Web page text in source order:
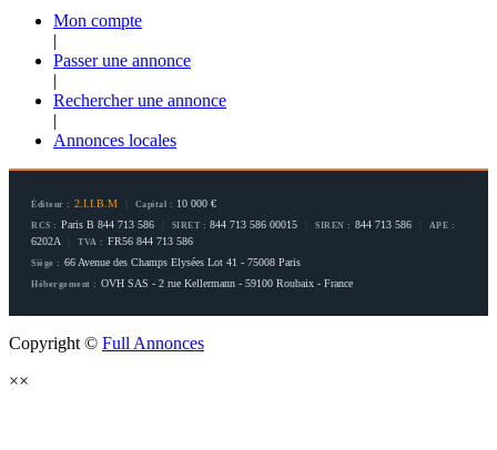
Mon compte
|
Passer une annonce
|
Rechercher une annonce
|
Annonces locales
Éditeur : 2.I.I.B.M Capital : 10 000 €
RCS : Paris B 844 713 586 SIRET : 844 713 586 00015 SIREN : 844 713 586 APE :
6202A TVA : FR56 844 713 586
Siège : 66 Avenue des Champs Elysées Lot 41 - 75008 Paris
Hébergement : OVH SAS - 2 rue Kellermann - 59100 Roubaix - France
Copyright © Full Annonces
××